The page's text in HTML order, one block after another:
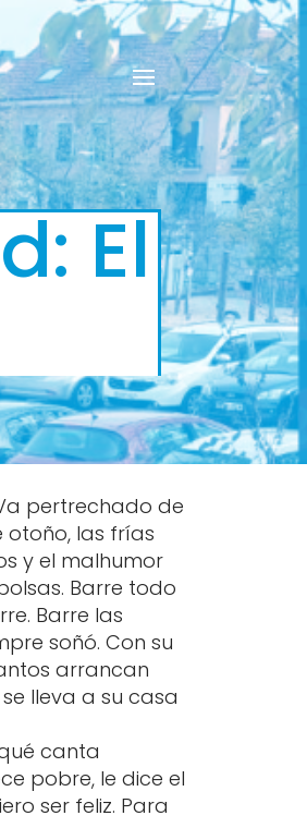
El
pertrechado de
otoño, las frías
y el malhumor
Barre todo
Barre las
soñó. Con su
arrancan
lleva a su casa
canta
pobre, le dice el
ser feliz. Para